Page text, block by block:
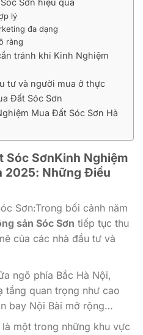
Sơn hiệu quả
lý
đa dạng
ràng
tránh khi Kinh Nghiệm
tư và người mua ở thực
Đất Sóc Sơn
Mua Đất Sóc Sơn Hà
Sóc SơnKinh Nghiệm
2025: Những Điều
Sơn:Trong bối cảnh năm
sản Sóc Sơn tiếp tục thu
của các nhà đầu tư và
ngõ phía Bắc Hà Nội,
tầng quan trọng như cao
bay Nội Bài mở rộng…
một trong những khu vực